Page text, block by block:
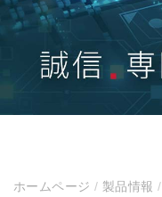
ホームページ/ 製品情報/